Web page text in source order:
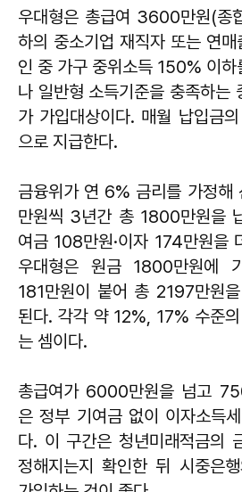
우대형은 총급여 3600만원(종
하의 중소기업 재직자 또는 연
인 중 가구 중위소득 150% 이하
나 일반형 소득기준을 충족하는
가 가입대상이다. 매월 납입금
으로 지급한다.
금융위가 연 6% 금리를 가정해
만원씩 3년간 총 1800만원을
여금 108만원·이자 174만원을
우대형은 원금 1800만원에
181만원이 붙어 총 2197만원
된다. 각각 약 12%, 17% 수준
는 셈이다.
총급여가 6000만원을 넘고
은 정부 기여금 없이 이자소득
다. 이 구간은 청년미래적금의
정해지는지 확인한 뒤 시중은